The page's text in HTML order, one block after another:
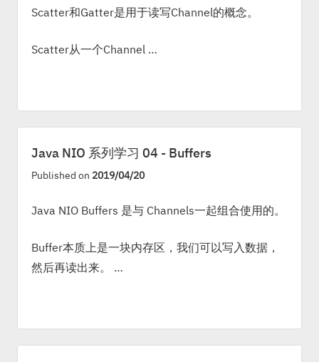
Scatter和Gatter是用于读写Channel的概念。
Scatter从一个Channel …
Java NIO 系列学习 04 - Buffers
Published on 2019/04/20
Java NIO Buffers 是与 Channels一起组合使用的。
Buffer本质上是一块内存区，我们可以写入数据，
然后再读出来。 …